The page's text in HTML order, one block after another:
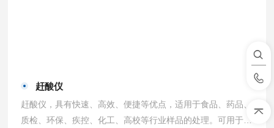
赶酸仪
赶酸仪，具有快速、高效、便捷等优点，适用于食品、药品、
质检、环保、疾控、化工、高校等行业样品的处理。可用于微